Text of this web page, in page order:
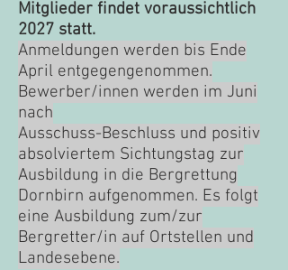
Mitglieder findet voraussichtlich
2027 statt.
Anmeldungen werden bis Ende
April entgegengenommen.
Bewerber/innen werden im Juni
nach
Ausschuss-Beschluss und positiv
absolviertem Sichtungstag zur
Ausbildung in die Bergrettung
Dornbirn aufgenommen. Es folgt
eine Ausbildung zum/zur
Bergretter/in auf Ortstellen und
Landesebene.